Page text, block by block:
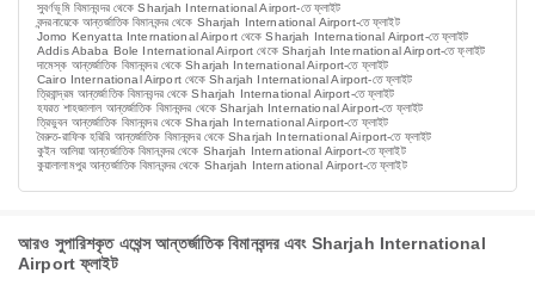
সুবর্ণভূমি বিমানবন্দর থেকে Sharjah International Airport-তে ফ্লাইট
বন্দরনায়েকে আন্তর্জাতিক বিমানবন্দর থেকে Sharjah International Airport-তে ফ্লাইট
Jomo Kenyatta International Airport থেকে Sharjah International Airport-তে ফ্লাইট
Addis Ababa Bole International Airport থেকে Sharjah International Airport-তে ফ্লাইট
দামেস্ক আন্তর্জাতিক বিমানবন্দর থেকে Sharjah International Airport-তে ফ্লাইট
Cairo International Airport থেকে Sharjah International Airport-তে ফ্লাইট
ত্রিবান্দ্রম আন্তর্জাতিক বিমানবন্দর থেকে Sharjah International Airport-তে ফ্লাইট
হযরত শাহজালাল আন্তর্জাতিক বিমানবন্দর থেকে Sharjah International Airport-তে ফ্লাইট
ত্রিভুবন আন্তর্জাতিক বিমানবন্দর থেকে Sharjah International Airport-তে ফ্লাইট
বৈরুত-রাফিক হরিরি আন্তর্জাতিক বিমানবন্দর থেকে Sharjah International Airport-তে ফ্লাইট
কুইন আলিয়া আন্তর্জাতিক বিমানবন্দর থেকে Sharjah International Airport-তে ফ্লাইট
কুয়ালালামপুর আন্তর্জাতিক বিমানবন্দর থেকে Sharjah International Airport-তে ফ্লাইট
আরও সুপারিশকৃত এথেন্স আন্তর্জাতিক বিমানবন্দর এবং Sharjah International
Airport ফ্লাইট